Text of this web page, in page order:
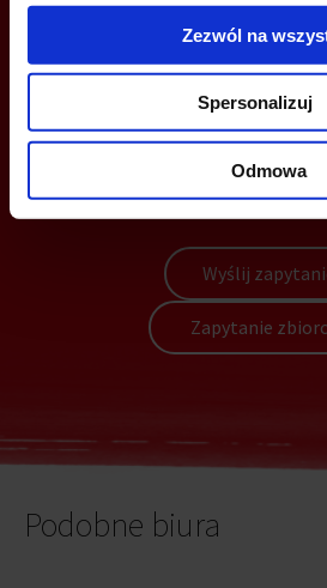
Zezwól na
Spersonalizuj
Odmowa
flexoffice@bazabiur.pl
Wyślij
Zapytanie
Podobne biura